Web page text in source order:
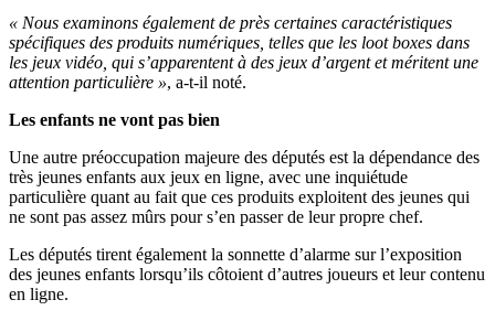
« Nous examinons également de près certaines caractéristiques
spécifiques des produits numériques, telles que les loot boxes dans
les jeux vidéo, qui s’apparentent à des jeux d’argent et méritent une
attention particulière », a-t-il noté.
Les enfants ne vont pas bien
Une autre préoccupation majeure des députés est la dépendance des
très jeunes enfants aux jeux en ligne, avec une inquiétude
particulière quant au fait que ces produits exploitent des jeunes qui
ne sont pas assez mûrs pour s’en passer de leur propre chef.
Les députés tirent également la sonnette d’alarme sur l’exposition
des jeunes enfants lorsqu’ils côtoient d’autres joueurs et leur contenu
en ligne.